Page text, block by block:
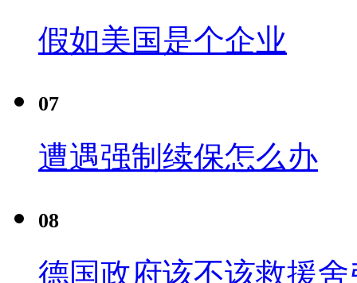
假如美国是个企业
07
遭遇强制续保怎么办
08
德国政府该不该救援舍